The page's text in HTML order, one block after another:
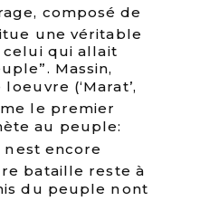
composé de
une véritable
celui qui allait
Massin,
(‘Marat’,
le premier
au peuple:
encore
bataille reste à
du peuple nont